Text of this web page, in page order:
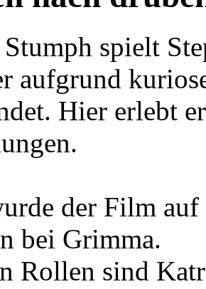
spielt
aufgrund
Hier erlebt
der Film
bei Grimma.
Rollen sind